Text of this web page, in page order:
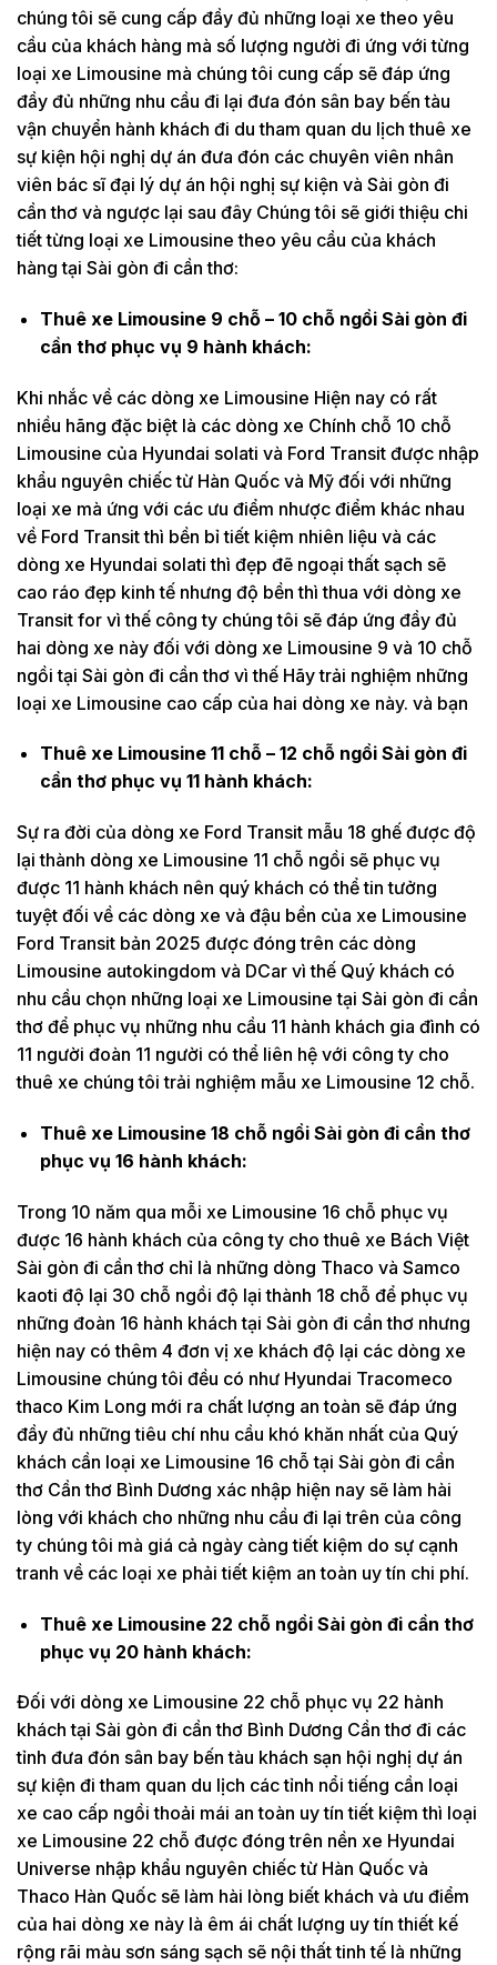
chúng tôi sẽ cung cấp đầy đủ những loại xe theo yêu
cầu của khách hàng mà số lượng người đi ứng với từng
loại xe Limousine mà chúng tôi cung cấp sẽ đáp ứng
đầy đủ những nhu cầu đi lại đưa đón sân bay bến tàu
vận chuyển hành khách đi du tham quan du lịch thuê xe
sự kiện hội nghị dự án đưa đón các chuyên viên nhân
viên bác sĩ đại lý dự án hội nghị sự kiện và Sài gòn đi
cần thơ và ngược lại sau đây Chúng tôi sẽ giới thiệu chi
tiết từng loại xe Limousine theo yêu cầu của khách
hàng tại Sài gòn đi cần thơ:
Thuê xe Limousine 9 chỗ – 10 chỗ ngồi Sài gòn đi
cần thơ phục vụ 9 hành khách:
Khi nhắc về các dòng xe Limousine Hiện nay có rất
nhiều hãng đặc biệt là các dòng xe Chính chỗ 10 chỗ
Limousine của Hyundai solati và Ford Transit được nhập
khẩu nguyên chiếc từ Hàn Quốc và Mỹ đối với những
loại xe mà ứng với các ưu điểm nhược điểm khác nhau
về Ford Transit thì bền bỉ tiết kiệm nhiên liệu và các
dòng xe Hyundai solati thì đẹp đẽ ngoại thất sạch sẽ
cao ráo đẹp kinh tế nhưng độ bền thì thua với dòng xe
Transit for vì thế công ty chúng tôi sẽ đáp ứng đầy đủ
hai dòng xe này đối với dòng xe Limousine 9 và 10 chỗ
ngồi tại Sài gòn đi cần thơ vì thế Hãy trải nghiệm những
loại xe Limousine cao cấp của hai dòng xe này. và bạn
Thuê xe Limousine 11 chỗ – 12 chỗ ngồi Sài gòn đi
cần thơ phục vụ 11 hành khách:
Sự ra đời của dòng xe Ford Transit mẫu 18 ghế được độ
lại thành dòng xe Limousine 11 chỗ ngồi sẽ phục vụ
được 11 hành khách nên quý khách có thể tin tưởng
tuyệt đối về các dòng xe và đậu bền của xe Limousine
Ford Transit bản 2025 được đóng trên các dòng
Limousine autokingdom và DCar vì thế Quý khách có
nhu cầu chọn những loại xe Limousine tại Sài gòn đi cần
thơ để phục vụ những nhu cầu 11 hành khách gia đình có
11 người đoàn 11 người có thể liên hệ với công ty cho
thuê xe chúng tôi trải nghiệm mẫu xe Limousine 12 chỗ.
Thuê xe Limousine 18 chỗ ngồi Sài gòn đi cần thơ
phục vụ 16 hành khách:
Trong 10 năm qua mỗi xe Limousine 16 chỗ phục vụ
được 16 hành khách của công ty cho thuê xe Bách Việt
Sài gòn đi cần thơ chỉ là những dòng Thaco và Samco
kaoti độ lại 30 chỗ ngồi độ lại thành 18 chỗ để phục vụ
những đoàn 16 hành khách tại Sài gòn đi cần thơ nhưng
hiện nay có thêm 4 đơn vị xe khách độ lại các dòng xe
Limousine chúng tôi đều có như Hyundai Tracomeco
thaco Kim Long mới ra chất lượng an toàn sẽ đáp ứng
đầy đủ những tiêu chí nhu cầu khó khăn nhất của Quý
khách cần loại xe Limousine 16 chỗ tại Sài gòn đi cần
thơ Cần thơ Bình Dương xác nhập hiện nay sẽ làm hài
lòng với khách cho những nhu cầu đi lại trên của công
ty chúng tôi mà giá cả ngày càng tiết kiệm do sự cạnh
tranh về các loại xe phải tiết kiệm an toàn uy tín chi phí.
Thuê xe Limousine 22 chỗ ngồi Sài gòn đi cần thơ
phục vụ 20 hành khách:
Đối với dòng xe Limousine 22 chỗ phục vụ 22 hành
khách tại Sài gòn đi cần thơ Bình Dương Cần thơ đi các
tỉnh đưa đón sân bay bến tàu khách sạn hội nghị dự án
sự kiện đi tham quan du lịch các tỉnh nổi tiếng cần loại
xe cao cấp ngồi thoải mái an toàn uy tín tiết kiệm thì loại
xe Limousine 22 chỗ được đóng trên nền xe Hyundai
Universe nhập khẩu nguyên chiếc từ Hàn Quốc và
Thaco Hàn Quốc sẽ làm hài lòng biết khách và ưu điểm
của hai dòng xe này là êm ái chất lượng uy tín thiết kế
rộng rãi màu sơn sáng sạch sẽ nội thất tinh tế là những